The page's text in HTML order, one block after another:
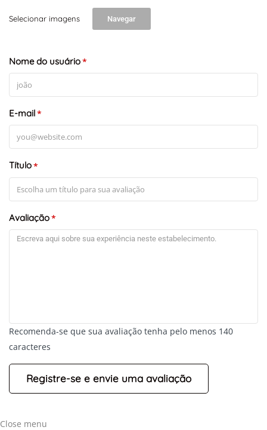
Selecionar imagens Navegar
Nome do usuário*
E-mail*
Título*
Avaliação*
Recomenda-se que sua avaliação tenha pelo menos 140
caracteres
Close menu